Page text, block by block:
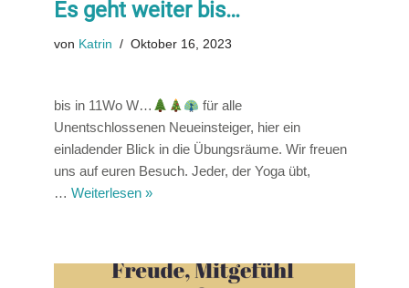
Es geht weiter bis…
von Katrin Oktober 16, 2023
bis in 11Wo W…
für alle
Unentschlossenen Neueinsteiger, hier ein
einladender Blick in die Übungsräume. Wir freuen
uns auf euren Besuch. Jeder, der Yoga übt,
… Weiterlesen »